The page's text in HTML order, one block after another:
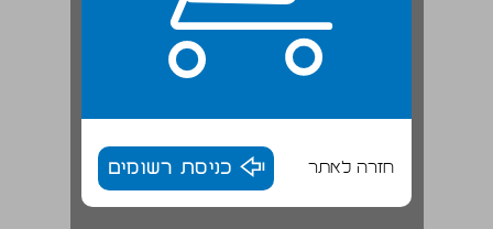
חזרה לאתר כניסת רשומים